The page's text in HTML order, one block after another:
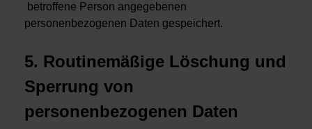
betroffene Person angegebenen
personenbezogenen Daten gespeichert.
5. Routinemäßige Löschung und
Sperrung von
personenbezogenen Daten